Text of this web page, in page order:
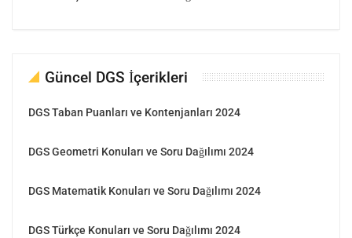
Güncel DGS İçerikleri
DGS Taban Puanları ve Kontenjanları 2024
DGS Geometri Konuları ve Soru Dağılımı 2024
DGS Matematik Konuları ve Soru Dağılımı 2024
DGS Türkçe Konuları ve Soru Dağılımı 2024